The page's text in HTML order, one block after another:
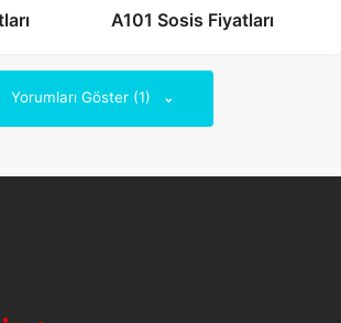
A101 Sosis Fiyatları
Yorumları Göster (1)